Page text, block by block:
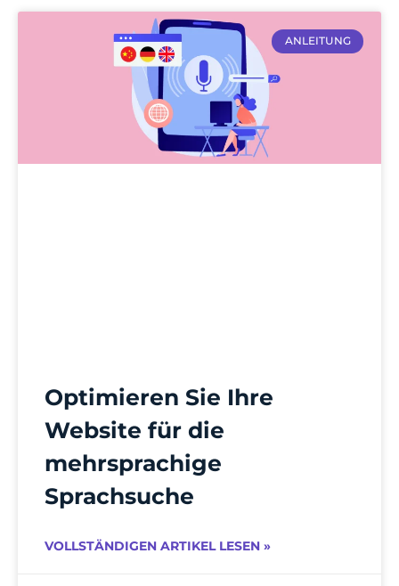
ANLEITUNG
Optimieren Sie Ihre
Website für die
mehrsprachige
Sprachsuche
VOLLSTÄNDIGEN ARTIKEL LESEN »